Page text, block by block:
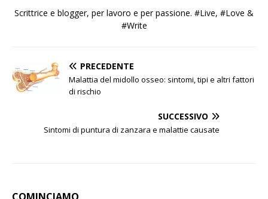
Scrittrice e blogger, per lavoro e per passione. #Live, #Love &
#Write
PRECEDENTE
Malattia del midollo osseo: sintomi, tipi e altri fattori
di rischio
SUCCESSIVO
Sintomi di puntura di zanzara e malattie causate
COMINCIAMO